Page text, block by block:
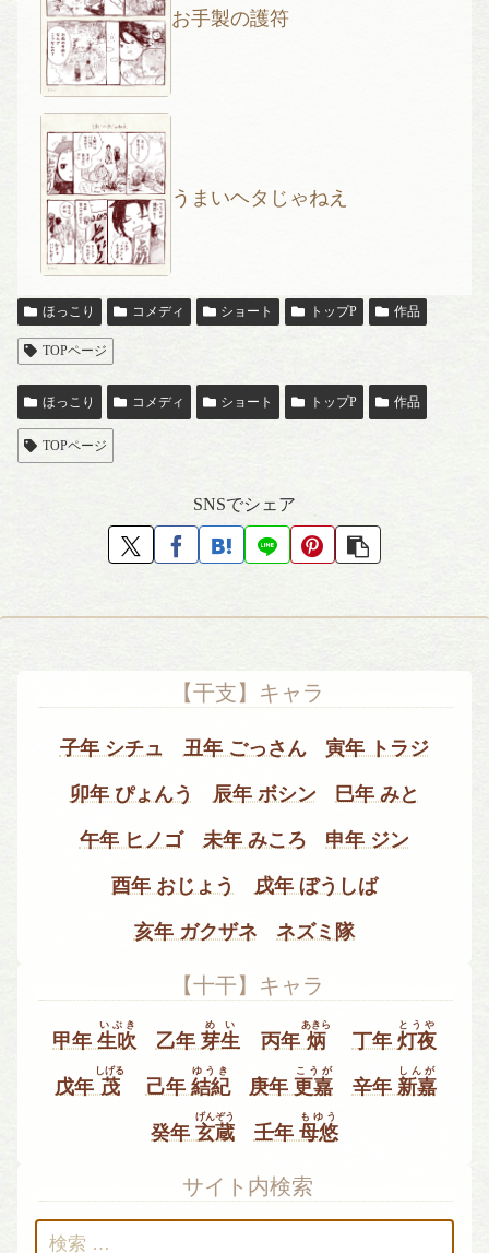
お手製の護符
うまいヘタじゃねえ
ほっこり コメディ ショート トップP 作品
TOPページ
ほっこり コメディ ショート トップP 作品
TOPページ
SNSでシェア
【干支】キャラ
子年 シチュ 丑年 ごっさん 寅年 トラジ
卯年 ぴょんう 辰年 ボシン 巳年 みと
午年 ヒノゴ 未年 みころ 申年 ジン
酉年 おじょう 戌年 ぼうしば
亥年 ガクザネ ネズミ隊
【十干】キャラ
甲年生吹
いぶき
乙年 芽生
めい
丙年 炳
あきら
丁年 灯夜
とうや
戊年 茂
しげる
己年 結紀
ゆうき
庚年 更嘉
こうが
辛年 新嘉
しんが
癸年玄蔵
げんぞう
壬年 母悠
もゆう
サイト内検索